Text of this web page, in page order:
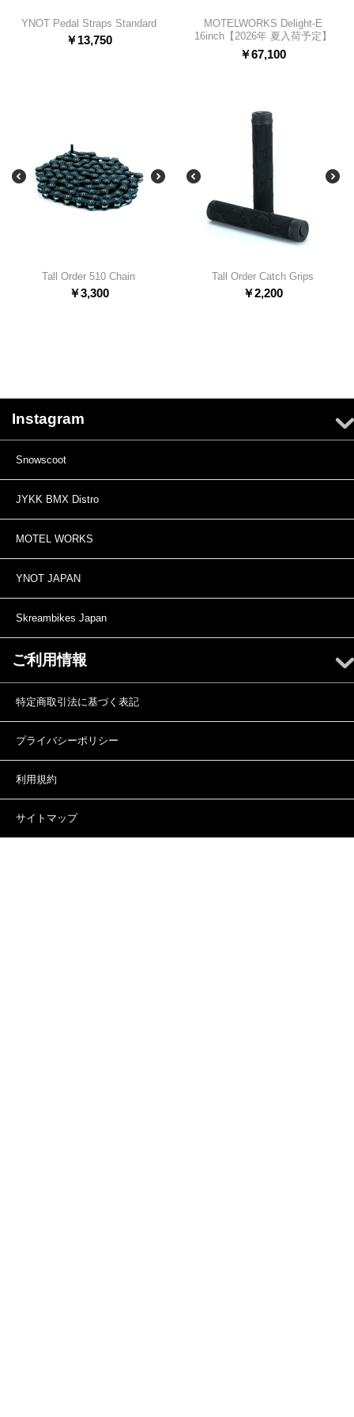
YNOT Pedal Straps Standard
￥13,750
MOTELWORKS Delight-E
16inch【2026年 夏入荷予定】
￥67,100
Tall Order 510 Chain
￥3,300
Tall Order Catch Grips
￥2,200
Instagram
Snowscoot
JYKK BMX Distro
MOTEL WORKS
YNOT JAPAN
Skreambikes Japan
ご利用情報
特定商取引法に基づく表記
プライバシーポリシー
利用規約
サイトマップ